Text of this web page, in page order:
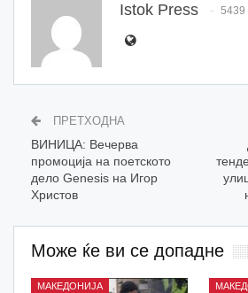
Istok Press 5439
ПРЕТХОДНА
ВИНИЦА: Вечерва
промоција на поетското
дело Genesis на Игор
Христов
Може ќе ви се допадне
МАКЕДОНИЈА